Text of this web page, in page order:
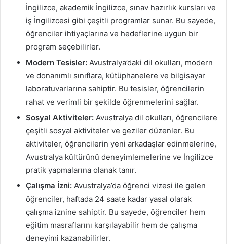
İngilizce, akademik İngilizce, sınav hazırlık kursları ve
iş İngilizcesi gibi çeşitli programlar sunar. Bu sayede,
öğrenciler ihtiyaçlarına ve hedeflerine uygun bir
program seçebilirler.
Modern Tesisler: Avustralya’daki dil okulları, modern
ve donanımlı sınıflara, kütüphanelere ve bilgisayar
laboratuvarlarına sahiptir. Bu tesisler, öğrencilerin
rahat ve verimli bir şekilde öğrenmelerini sağlar.
Sosyal Aktiviteler: Avustralya dil okulları, öğrencilere
çeşitli sosyal aktiviteler ve geziler düzenler. Bu
aktiviteler, öğrencilerin yeni arkadaşlar edinmelerine,
Avustralya kültürünü deneyimlemelerine ve İngilizce
pratik yapmalarına olanak tanır.
Çalışma İzni: Avustralya’da öğrenci vizesi ile gelen
öğrenciler, haftada 24 saate kadar yasal olarak
çalışma iznine sahiptir. Bu sayede, öğrenciler hem
eğitim masraflarını karşılayabilir hem de çalışma
deneyimi kazanabilirler.